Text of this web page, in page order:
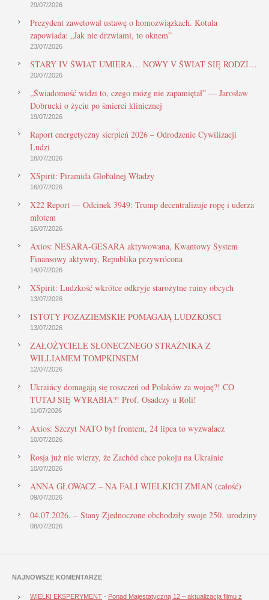
29/07/2026
Prezydent zawetował ustawę o homozwiązkach. Kotula
zapowiada: „Jak nie drzwiami, to oknem”
23/07/2026
STARY IV ŚWIAT UMIERA… NOWY V ŚWIAT SIĘ RODZI…
20/07/2026
„Świadomość widzi to, czego mózg nie zapamiętał” — Jarosław
Dobrucki o życiu po śmierci klinicznej
19/07/2026
Raport energetyczny sierpień 2026 – Odrodzenie Cywilizacji
Ludzi
18/07/2026
XSpirit: Piramida Globalnej Władzy
16/07/2026
X22 Report — Odcinek 3949: Trump decentralizuje ropę i uderza
młotem
16/07/2026
Axios: NESARA-GESARA aktywowana, Kwantowy System
Finansowy aktywny, Republika przywrócona
14/07/2026
XSpirit: Ludzkość wkrótce odkryje starożytne ruiny obcych
13/07/2026
ISTOTY POZAZIEMSKIE POMAGAJĄ LUDZKOŚCI
13/07/2026
ZAŁOŻYCIELE SŁONECZNEGO STRAŻNIKA Z
WILLIAMEM TOMPKINSEM
12/07/2026
Ukraińcy domagają się roszczeń od Polaków za wojnę?! CO
TUTAJ SIĘ WYRABIA?! Prof. Osadczy u Roli!
11/07/2026
Axios: Szczyt NATO był frontem, 24 lipca to wyzwalacz
10/07/2026
Rosja już nie wierzy, że Zachód chce pokoju na Ukrainie
10/07/2026
ANNA GŁOWACZ – NA FALI WIELKICH ZMIAN (całość)
09/07/2026
04.07.2026. – Stany Zjednoczone obchodziły swoje 250. urodziny
08/07/2026
NAJNOWSZE KOMENTARZE
WIELKI EKSPERYMENT - Ponad Majestatyczną 12 – aktualizacja filmu z